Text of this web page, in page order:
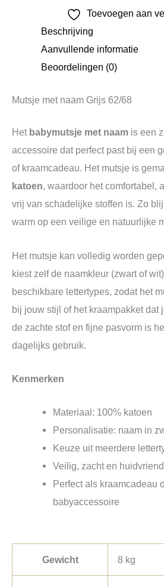
Toevoegen aan
Beschrijving
Aanvullende informatie
Beoordelingen (0)
Mutsje met naam Grijs 62/68
Het babymutsje met naam is een
accessoire dat perfect past bij een
of kraamcadeau. Het mutsje is
katoen, waardoor het comfortabel,
vrij van schadelijke stoffen is. Zo
warm op een veilige en natuurlijke
Het mutsje kan volledig worden
kiest zelf de naamkleur (zwart of
beschikbare lettertypes, zodat het
bij jouw stijl of het kraampakket dat
de zachte stof en fijne pasvorm is
dagelijks gebruik.
Kenmerken
Materiaal: 100% katoen
Personalisatie: naam in
Keuze uit meerdere
Veilig, zacht en
Perfect als kraamcadeau
babyaccessoire
Gewicht 8 kg